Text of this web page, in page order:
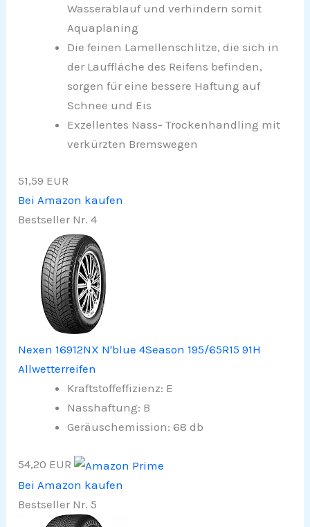
Wasserablauf und verhindern somit
Aquaplaning
Die feinen Lamellenschlitze, die sich in
der Lauffläche des Reifens befinden,
sorgen für eine bessere Haftung auf
Schnee und Eis
Exzellentes Nass- Trockenhandling mit
verkürzten Bremswegen
51,59 EUR
Bei Amazon kaufen
Bestseller Nr. 4
Nexen 16912NX N'blue 4Season 195/65R15 91H
Allwetterreifen
Kraftstoffeffizienz: E
Nasshaftung: B
Geräuschemission: 68 db
54,20 EUR
Bei Amazon kaufen
Bestseller Nr. 5